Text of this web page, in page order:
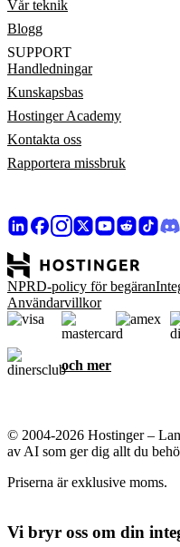
Vår teknik
Blogg
SUPPORT
Handledningar
Kunskapsbas
Hostinger Academy
Kontakta oss
Rapportera missbruk
NPRD-policy för begäran
Användarvillkor
och mer
© 2004-2026 Hostinger –
av AI som ger dig allt du
Priserna är exklusive moms.
Vi bryr oss om din